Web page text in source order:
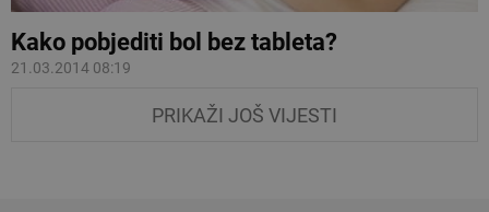
Kako pobjediti bol bez tableta?
21.03.2014 08:19
PRIKAŽI JOŠ VIJESTI